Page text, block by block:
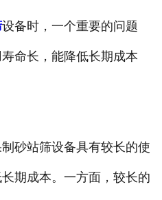
设备时，一个重要的问题
命长，能降低长期成本
站筛设备具有较长的使
期成本。一方面，较长的